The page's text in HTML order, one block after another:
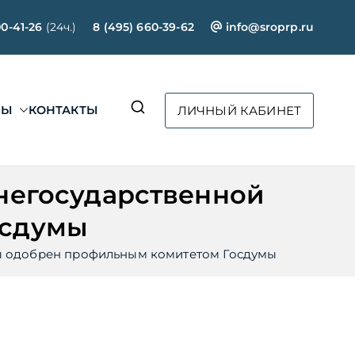
41-26 (24ч.)8 (495) 660-39-62 info@sroprp.ru
КОНТАКТЫ ЛИЧНЫЙ КАБИНЕТ
одобрен профильным комитетом Госдумы